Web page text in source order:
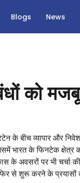
Blogs News
को
के बीच व्यापार और
भारत के फिनटेक
अवसरों पर भी चर्चा
से शुरू करने के प्रयासों